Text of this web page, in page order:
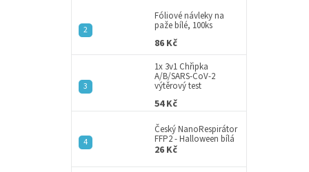
Fóliové návleky na
paže bílé, 100ks
86 Kč
1x 3v1 Chřipka
A/B/SARS-CoV-2
výtěrový test
54 Kč
Český NanoRespirátor
FFP2 - Halloween bílá
26 Kč